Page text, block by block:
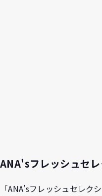
ANA'sフレッシュセ
「ANA’sフレッシュセレ